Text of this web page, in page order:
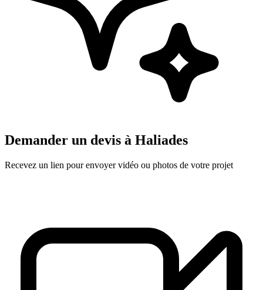
Demander un devis à Haliades
Recevez un lien pour envoyer vidéo ou photos de votre projet